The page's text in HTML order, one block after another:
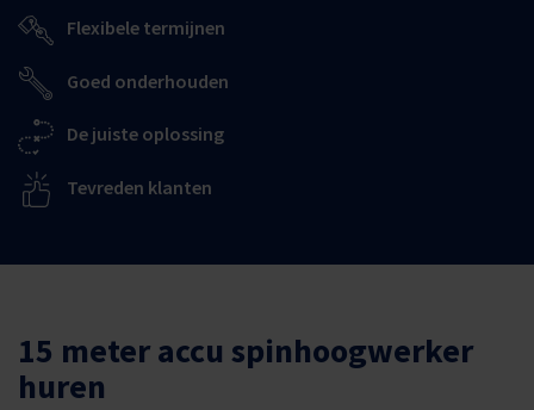
Flexibele termijnen
Goed onderhouden
De juiste oplossing
Tevreden klanten
15 meter accu spinhoogwerker
huren